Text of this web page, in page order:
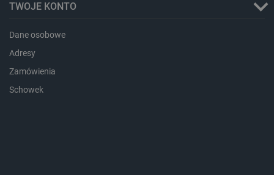
TWOJE KONTO
Dane osobowe
Adresy
Zamówienia
Schowek